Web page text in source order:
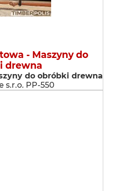
- Maszyny do
drewna
do obróbki drewna
s.r.o. PP-550